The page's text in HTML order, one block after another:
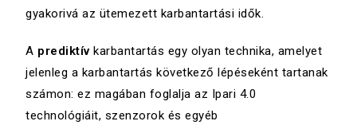
gyakorivá az ütemezett karbantartási idők.
A prediktívkarbantartás egy olyan technika, amelyet
jelenleg a karbantartás következő lépéseként tartanak
számon: ez magában foglalja az Ipari 4.0
technológiáit, szenzorok és egyéb